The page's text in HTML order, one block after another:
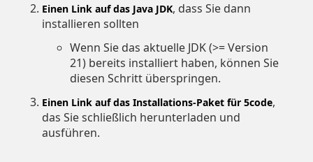
Einen Link auf das Java JDK, dass Sie dann
installieren sollten
Wenn Sie das aktuelle JDK (>= Version
21) bereits installiert haben, können Sie
diesen Schritt überspringen.
Einen Link auf das Installations-Paket für 5code,
das Sie schließlich herunterladen und
ausführen.